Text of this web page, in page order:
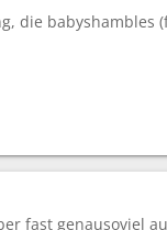
die babyshambles
fast genausoviel